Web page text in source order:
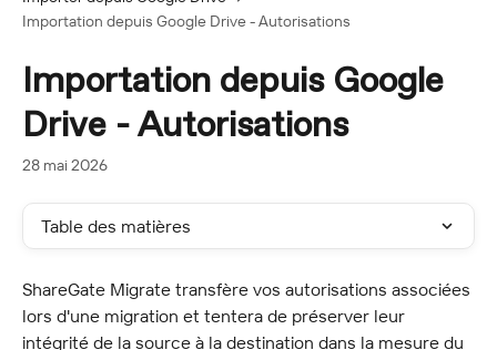
Importation depuis Google Drive - Autorisations
Importation depuis Google
Drive - Autorisations
28 mai 2026
Table des matières
ShareGate Migrate transfère vos autorisations associées
lors d'une migration et tentera de préserver leur
intégrité de la source à la destination dans la mesure du